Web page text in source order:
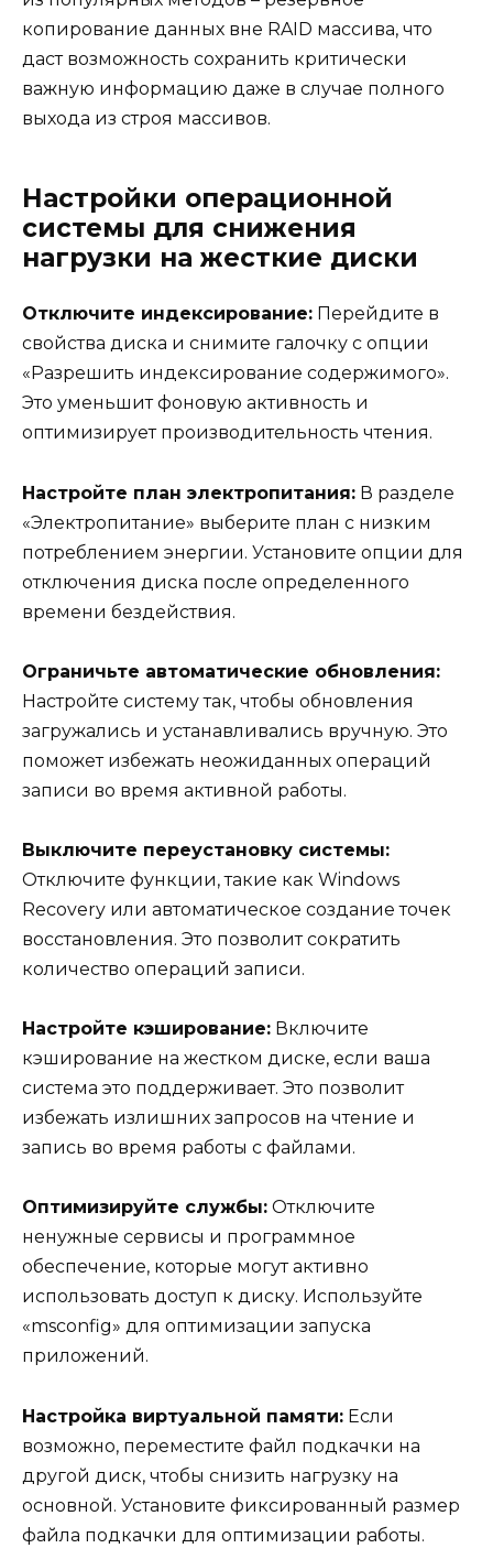
копирование данных вне RAID массива, что
даст возможность сохранить критически
важную информацию даже в случае полного
выхода из строя массивов.
Настройки операционной
системы для снижения
нагрузки на жесткие диски
Отключите индексирование: Перейдите в
свойства диска и снимите галочку с опции
«Разрешить индексирование содержимого».
Это уменьшит фоновую активность и
оптимизирует производительность чтения.
Настройте план электропитания: В разделе
«Электропитание» выберите план с низким
потреблением энергии. Установите опции для
отключения диска после определенного
времени бездействия.
Ограничьте автоматические обновления:
Настройте систему так, чтобы обновления
загружались и устанавливались вручную. Это
поможет избежать неожиданных операций
записи во время активной работы.
Выключите переустановку системы:
Отключите функции, такие как Windows
Recovery или автоматическое создание точек
восстановления. Это позволит сократить
количество операций записи.
Настройте кэширование: Включите
кэширование на жестком диске, если ваша
система это поддерживает. Это позволит
избежать излишних запросов на чтение и
запись во время работы с файлами.
Оптимизируйте службы: Отключите
ненужные сервисы и программное
обеспечение, которые могут активно
использовать доступ к диску. Используйте
«msconfig» для оптимизации запуска
приложений.
Настройка виртуальной памяти: Если
возможно, переместите файл подкачки на
другой диск, чтобы снизить нагрузку на
основной. Установите фиксированный размер
файла подкачки для оптимизации работы.